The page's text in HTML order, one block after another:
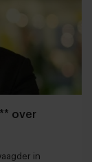
over
in